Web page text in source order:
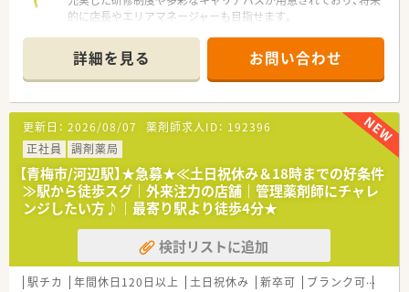
的に店長やエリアマネージャーも目指せます。
【店舗情報と応需状況について】
■河辺駅から徒歩7分という毎日の通勤負担が少なく通いやすい
立地にあり、落ち着いて快適に働くことができる環境です。
■内科や小児科や皮膚科などを中心に1日約40から50枚の処方
箋に応需しており、幅広い科目の経験を積むことができます。
■常勤薬剤師2名に事務スタッフ1名が在籍しており、常時2名体
制でスタッフ同士協力し合いながら働けます。
【法人特徴について】
■全国に約400店舗を展開しており、医療モール開発のパイオニ
アとして着実に店舗数を伸ばしている大手企業です。
■社長も薬剤師出身であり育休取得の経験もあるため、女性が長
く働き続けられる環境づくりに力を入れています。
■営業利益率が10パーセントを超えており、報酬改定の影響を
詳細を見る お問い合わせ
更新日： 2026/08/07 薬剤師求人ID： 192396
正社員
調剤薬局
【青梅市/河辺駅】★急募★≪土日祝休み＆18時までの好条件
≫駅から徒歩スグ｜外来注力の店舗｜管理薬剤師にチャレ
ンジしたい方♪｜最寄り駅より徒歩4分★
検討リストに追加
駅チカ 年間休日120日以上 土日祝休み 新卒可 ブランク可